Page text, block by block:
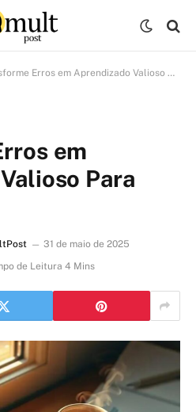
Erros em Aprendizado Valioso Para Seu Negócio
em
Para
31 de maio de 2025
de Leitura 4 Mins